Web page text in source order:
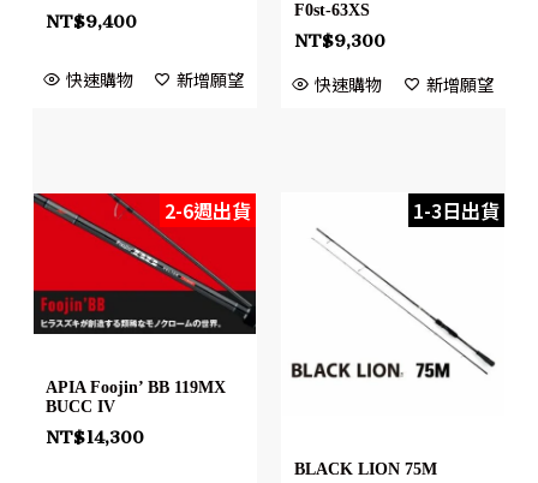
NT$9,400
快速購物 新增願望
F0st-63XS
NT$9,300
快速購物 新增願望
2-6週出貨
APIA Foojin’ BB 119MX
BUCC IV
NT$14,300
1-3日出貨
BLACK LION 75M